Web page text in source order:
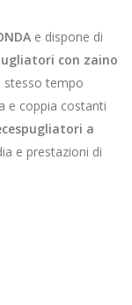
e dispone di
con zaino
stesso tempo
e coppia costanti
a
e prestazioni di